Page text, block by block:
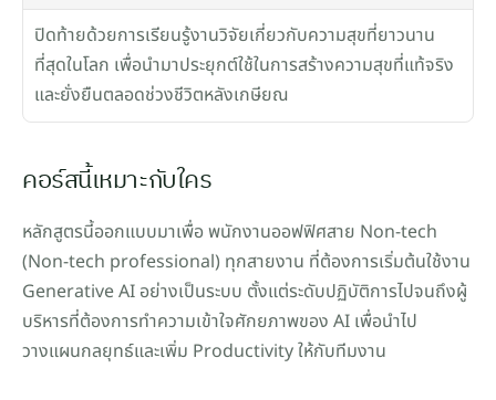
ปิดท้ายด้วยการเรียนรู้งานวิจัยเกี่ยวกับความสุขที่ยาวนาน
ที่สุดในโลก เพื่อนำมาประยุกต์ใช้ในการสร้างความสุขที่แท้จริง
และยั่งยืนตลอดช่วงชีวิตหลังเกษียณ
คอร์สนี้เหมาะกับใคร
หลักสูตรนี้ออกแบบมาเพื่อ พนักงานออฟฟิศสาย Non-tech
(Non-tech professional) ทุกสายงาน ที่ต้องการเริ่มต้นใช้งาน
Generative AI อย่างเป็นระบบ ตั้งแต่ระดับปฏิบัติการไปจนถึงผู้
บริหารที่ต้องการทำความเข้าใจศักยภาพของ AI เพื่อนำไป
วางแผนกลยุทธ์และเพิ่ม Productivity ให้กับทีมงาน